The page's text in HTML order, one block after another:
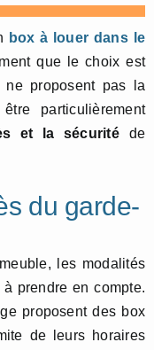
box à louer dans le
que le choix est
ne proposent pas la
particulièrement
et la sécuritéde
du garde-
les modalités
prendre en compte.
proposent des box
de leurs horaires